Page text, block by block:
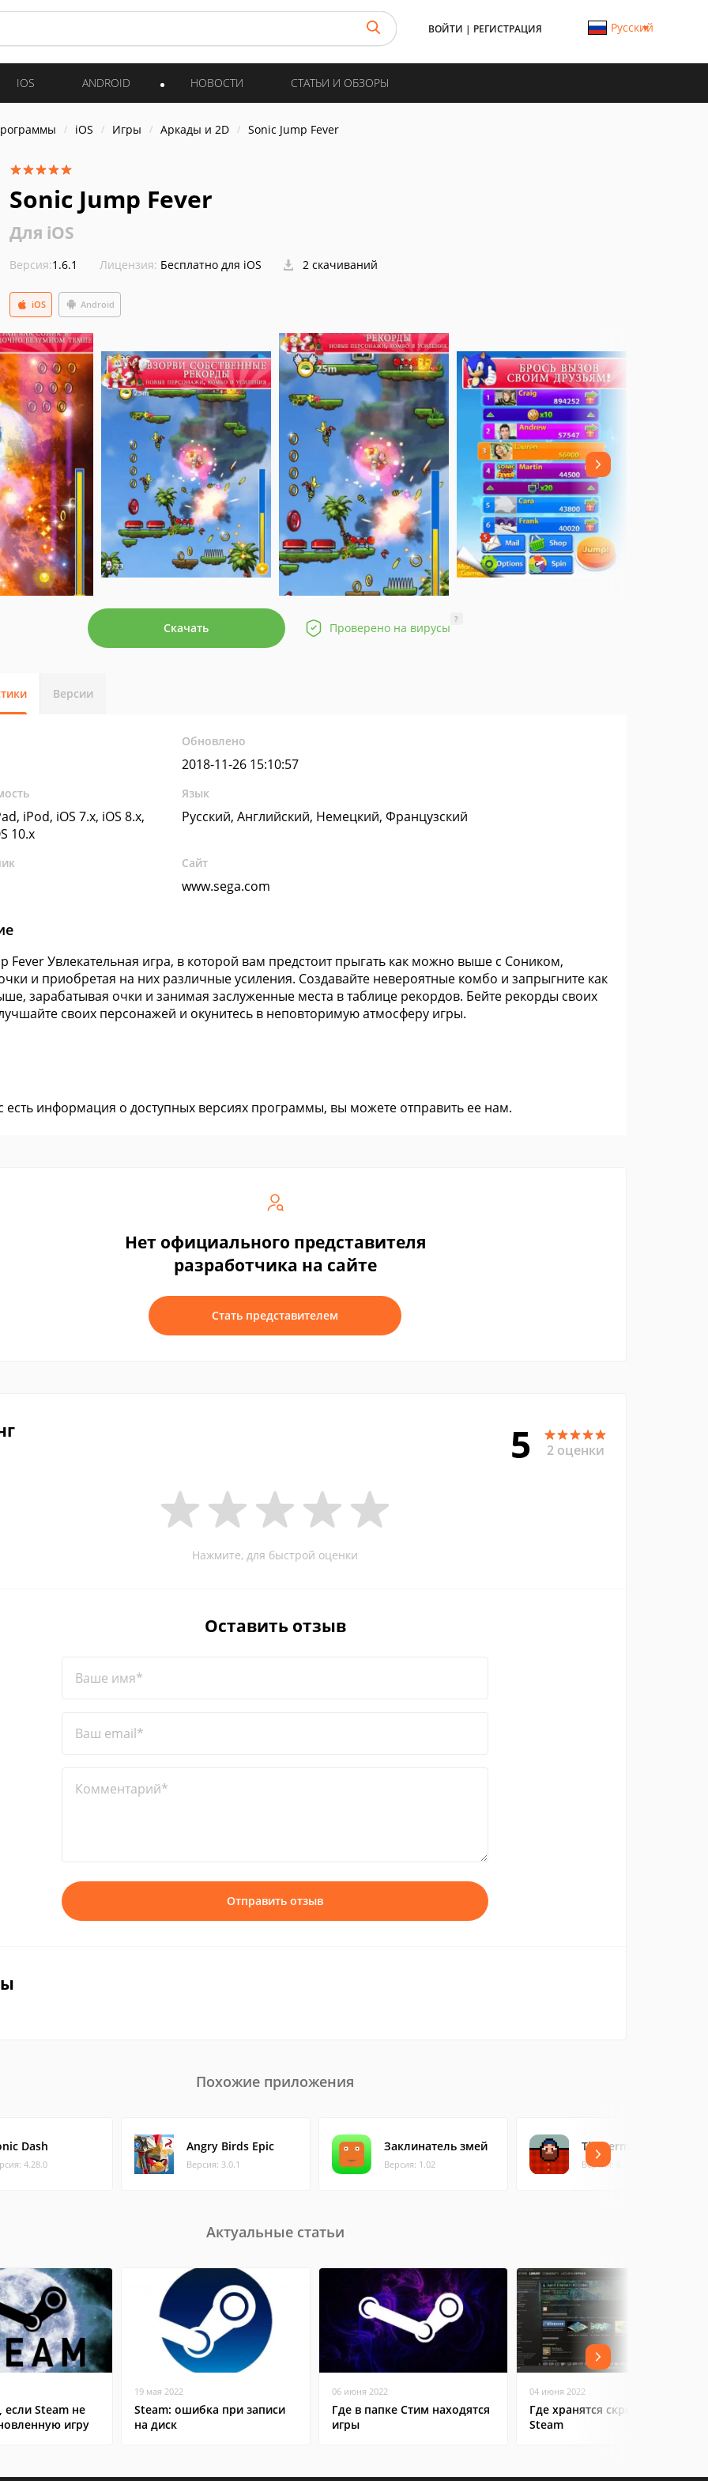
ВОЙТИ | РЕГИСТРАЦИЯ Русский
IOS ANDROID НОВОСТИ СТАТЬИ И ОБЗОРЫ
iOS Игры Аркады и 2D Sonic Jump Fever
Sonic Jump Fever
Для iOS
Версия:1.6.1 Лицензия: Бесплатно для iOS 2 скачиваний
Android
iOS
Скачать Проверено на вирусы
?
Версии
Обновлено
2018-11-26 15:10:57
iPod, iOS 7.x, iOS 8.x,
10.x
Язык
Русский, Английский, Немецкий, Французский
Сайт
www.sega.com
Fever Увлекательная игра, в которой вам предстоит прыгать как можно выше с Соником,
и приобретая на них различные усиления. Создавайте невероятные комбо и запрыгните как
зарабатывая очки и занимая заслуженные места в таблице рекордов. Бейте рекорды своих
своих персонажей и окунитесь в неповторимую атмосферу игры.
есть информация о доступных версиях программы, вы можете отправить ее нам.
Нет официального представителя
разработчика на сайте
Стать представителем
5 2 оценки
Нажмите, для быстрой оценки
Оставить отзыв
Ваше имя*
Ваш email*
Комментарий*
Отправить отзыв
Похожие приложения
Dash
4.28.0
Angry Birds Epic
Версия: 3.0.1
Заклинатель змей
Версия: 1.02
Timberman
Версия: 6.1.77
Актуальные статьи
если Steam не
игру
19 мая 2022
Steam: ошибка при записи
на диск
06 июня 2022
Где в папке Стим находятся
игры
04 июня 2022
Где хранятся скриншоты в
Steam